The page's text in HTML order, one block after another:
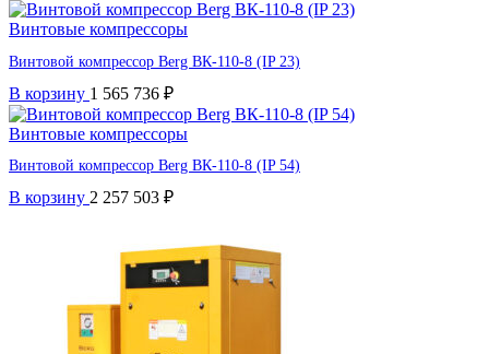
Винтовые компрессоры
Винтовой компрессор Berg ВК-110-8 (IP 23)
В корзину 1 565 736 ₽
Винтовые компрессоры
Винтовой компрессор Berg ВК-110-8 (IP 54)
В корзину 2 257 503 ₽